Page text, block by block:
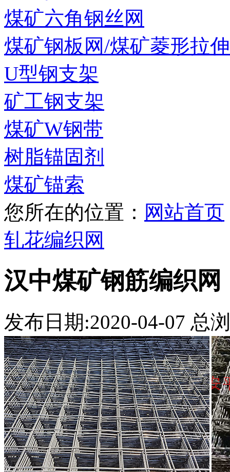
煤矿六角钢丝网
煤矿钢板网/煤矿菱形拉
U型钢支架
矿工钢支架
煤矿W钢带
树脂锚固剂
煤矿锚索
您所在的位置： 网站首页
轧花编织网
汉中煤矿钢筋编织网
发布日期:2020-04-07 总